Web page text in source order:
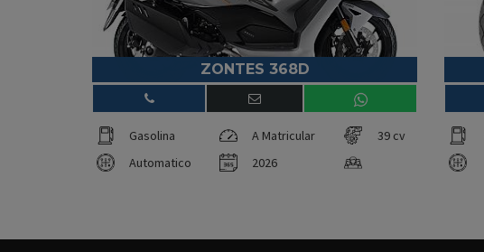
ZONTES 368D
Gasolina A Matricular
39 cv
Automatico
2026